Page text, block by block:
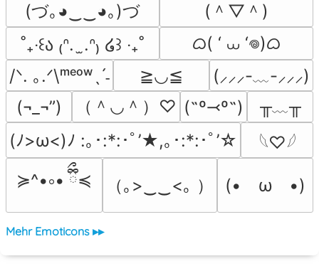
(づ｡◕‿‿◕｡)づ
(＾▽＾)
˚₊‧꒰ა ₍ᐢ.  ̫.ᐢ₎ ໒꒱ ‧₊˚
ᜊ( ‘ ⩊ ‘𖦹)ᜊ
/ᐠ. ｡.ᐟ\ᵐᵉᵒʷˎˊ˗
≧◡≦
(⸝⸝⸝-﹏-⸝⸝⸝)
(¬_¬”)
（＾◡＾）♡ (˶º⤙º˶)
╥﹏╥
(ﾉ>ω<)ﾉ :｡･:*:･ﾟ’★,｡･:*:･ﾟ’☆
𓆩♡𓆪
≽^•༚• ྀིྀ≼
（｡>‿‿<｡ ） (•　ω　•)
Mehr Emoticons ▸▸